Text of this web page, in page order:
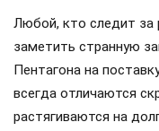
Любой, кто следит за
заметить странную
Пентагона на
всегда отличаются
растягиваются на